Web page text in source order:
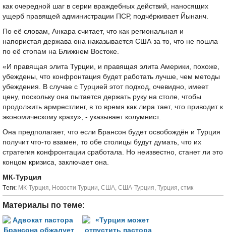
как очередной шаг в серии враждебных действий, наносящих
ущерб правящей администрации ПСР, подчёркивает Йынанч.
По её словам, Анкара считает, что как региональная и
напористая держава она наказывается США за то, что не пошла
по её стопам на Ближнем Востоке.
«И правящая элита Турции, и правящая элита Америки, похоже,
убеждены, что конфронтация будет работать лучше, чем методы
убеждения. В случае с Турцией этот подход, очевидно, имеет
цену, поскольку она пытается держать руку на столе, чтобы
продолжить армрестлинг, в то время как лира тает, что приводит к
экономическому краху», - указывает колумнист.
Она предполагает, что если Брансон будет освобождён и Турция
получит что-то взамен, то обе столицы будут думать, что их
стратегия конфронтации сработала. Но неизвестно, станет ли это
концом кризиса, заключает она.
МК-Турция
Tеги: МК-Турция, Новости Турции, США, США-Турция, Турция, стмк
Материалы по теме: